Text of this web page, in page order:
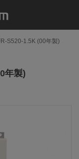
S520-1.5K (00年製)
年製)